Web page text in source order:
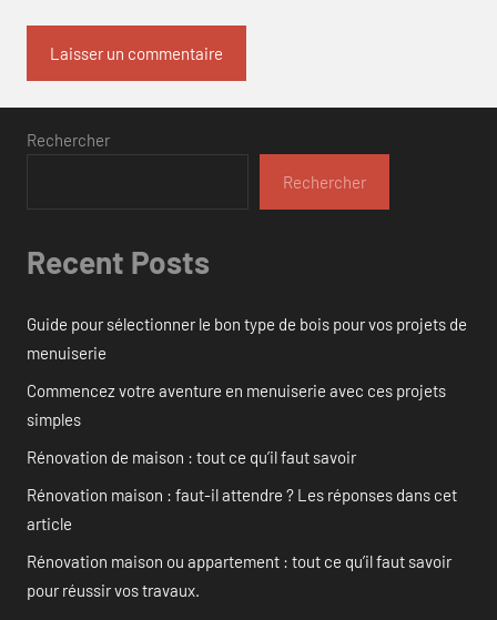
Rechercher
Rechercher
Recent Posts
Guide pour sélectionner le bon type de bois pour vos projets de
menuiserie
Commencez votre aventure en menuiserie avec ces projets
simples
Rénovation de maison : tout ce qu’il faut savoir
Rénovation maison : faut-il attendre ? Les réponses dans cet
article
Rénovation maison ou appartement : tout ce qu’il faut savoir
pour réussir vos travaux.